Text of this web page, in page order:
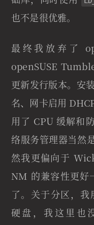
也不是很优雅。
最终我放弃了
openSUSE
更新发行版本。安
名、网卡启用
用了 CPU 缓解和
络服务管理器当然
然我更偏向于
NM 的兼容性更好
了。关于分区，
硬盘，我这里也